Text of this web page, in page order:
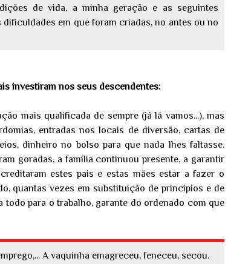
de vida, a minha geração e as seguintes
em que foram criadas, no antes ou no
investiram nos seus descendentes:
mais qualificada de sempre (já lá vamos...), mas
entradas nos locais de diversão, cartas de
dinheiro no bolso para que nada lhes faltasse.
goradas, a família continuou presente, a garantir
estes pais e estas mães estar a fazer o
quantas vezes em substituição de princípios e de
todo para o trabalho, garante do ordenado com que
A vaquinha emagreceu, feneceu, secou.